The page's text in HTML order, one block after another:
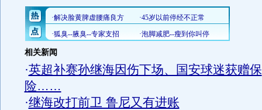
相关新闻
·英超补赛孙继海因伤下场、国安球迷获赠保
险……
·继海改打前卫 鲁尼又有进账